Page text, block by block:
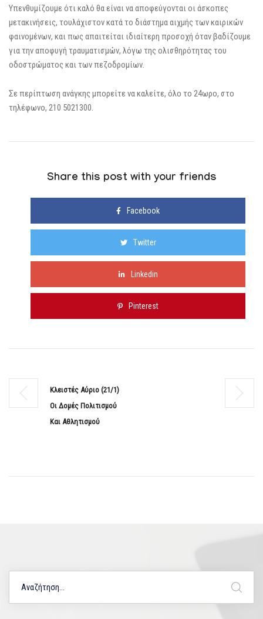
Υπενθυμίζουμε ότι καλό θα είναι να αποφεύγονται οι άσκοπες
μετακινήσεις, τουλάχιστον κατά το διάστημα αιχμής των καιρικών
φαινομένων, και πως απαιτείται ιδιαίτερη προσοχή όταν βαδίζουμε
για την αποφυγή τραυματισμών, λόγω της ολισθηρότητας του
οδοστρώματος και των πεζοδρομίων.
Σε περίπτωση ανάγκης μπορείτε να καλείτε, όλο το 24ωρο, στο
τηλέφωνο, 210 5021300.
Share this post with your friends
Facebook
Twitter
Linkedin
Pinterest
Κλειστές Αύριο (21/1)
Οι Δομές Πολιτισμού
Και Αθλητισμού